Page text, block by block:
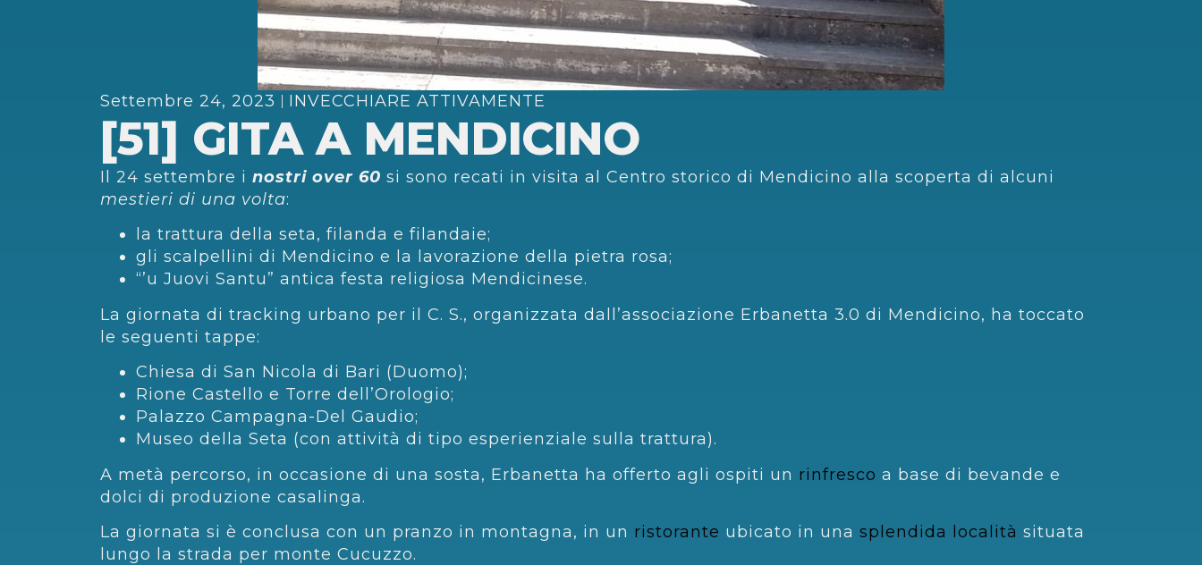
Settembre 24, 2023 INVECCHIARE ATTIVAMENTE
[51] GITA A MENDICINO
Il 24 settembre i nostri over 60 si sono recati in visita al Centro storico di Mendicino alla scoperta di alcuni
mestieri di una volta:
la trattura della seta, filanda e filandaie;
gli scalpellini di Mendicino e la lavorazione della pietra rosa;
“’u Juovi Santu” antica festa religiosa Mendicinese.
La giornata di tracking urbano per il C. S., organizzata dall’associazione Erbanetta 3.0 di Mendicino, ha toccato
le seguenti tappe:
Chiesa di San Nicola di Bari (Duomo);
Rione Castello e Torre dell’Orologio;
Palazzo Campagna-Del Gaudio;
Museo della Seta (con attività di tipo esperienziale sulla trattura).
A metà percorso, in occasione di una sosta, Erbanetta ha offerto agli ospiti un rinfresco a base di bevande e
dolci di produzione casalinga.
La giornata si è conclusa con un pranzo in montagna, in un ristorante ubicato in una splendida località situata
lungo la strada per monte Cucuzzo.